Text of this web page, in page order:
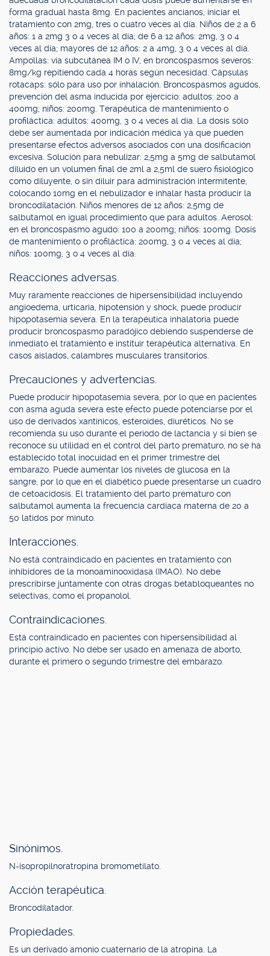
forma gradual hasta 8mg. En pacientes ancianos, iniciar el
tratamiento con 2mg, tres o cuatro veces al día. Niños de 2 a 6
años: 1 a 2mg 3 o 4 veces al día; de 6 a 12 años: 2mg, 3 o 4
veces al día; mayores de 12 años: 2 a 4mg, 3 o 4 veces al día.
Ampollas: vía subcutánea IM o IV, en broncospasmos severos:
8mg/kg repitiendo cada 4 horas según necesidad. Cápsulas
rotacaps: sólo para uso por inhalación. Broncospasmos agudos,
prevención del asma inducida por ejercicio: adultos: 200 a
400mg; niños: 200mg. Terapéutica de mantenimiento o
profiláctica: adultos: 400mg, 3 o 4 veces al día. La dosis sólo
debe ser aumentada por indicación médica ya que pueden
presentarse efectos adversos asociados con una dosificación
excesiva. Solución para nebulizar: 2,5mg a 5mg de salbutamol
diluido en un volumen final de 2ml a 2,5ml de suero fisiológico
como diluyente, o sin diluir para administración intermitente,
colocando 10mg en el nebulizador e inhalar hasta producir la
broncodilatación. Niños menores de 12 años: 2,5mg de
salbutamol en igual procedimiento que para adultos. Aerosol:
en el broncospasmo agudo: 100 a 200mg; niños: 100mg. Dosis
de mantenimiento o profiláctica: 200mg, 3 o 4 veces al día;
niños: 100mg, 3 o 4 veces al día.
Reacciones adversas.
Muy raramente reacciones de hipersensibilidad incluyendo
angioedema, urticaria, hipotensión y shock, puede producir
hipopotasemia severa. En la terapéutica inhalatoria puede
producir broncospasmo paradójico debiendo suspenderse de
inmediato el tratamiento e instituir terapéutica alternativa. En
casos aislados, calambres musculares transitorios.
Precauciones y advertencias.
Puede producir hipopotasemia severa, por lo que en pacientes
con asma aguda severa este efecto puede potenciarse por el
uso de derivados xantínicos, esteroides, diuréticos. No se
recomienda su uso durante el período de lactancia y si bien se
reconoce su utilidad en el control del parto prematuro, no se ha
establecido total inocuidad en el primer trimestre del
embarazo. Puede aumentar los niveles de glucosa en la
sangre, por lo que en el diabético puede presentarse un cuadro
de cetoacidosis. El tratamiento del parto prematuro con
salbutamol aumenta la frecuencia cardíaca materna de 20 a
50 latidos por minuto.
Interacciones.
No está contraindicado en pacientes en tratamiento con
inhibidores de la monoaminooxidasa (IMAO). No debe
prescribirse juntamente con otras drogas betabloqueantes no
selectivas, como el propanolol.
Contraindicaciones.
Está contraindicado en pacientes con hipersensibilidad al
principio activo. No debe ser usado en amenaza de aborto,
durante el primero o segundo trimestre del embarazo.
Sinónimos.
N-isopropilnoratropina bromometilato.
Acción terapéutica.
Broncodilatador.
Propiedades.
Es un derivado amonio cuaternario de la atropina. La